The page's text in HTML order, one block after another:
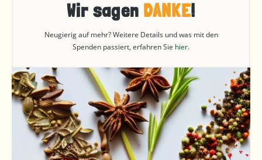
Wir sagen DANKE!
Neugierig auf mehr? Weitere Details und was mit den
Spenden passiert, erfahren Sie hier.